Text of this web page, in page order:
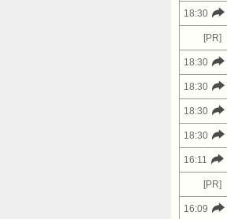
18:30
[PR]
18:30
18:30
18:30
18:30
16:11
[PR]
16:09